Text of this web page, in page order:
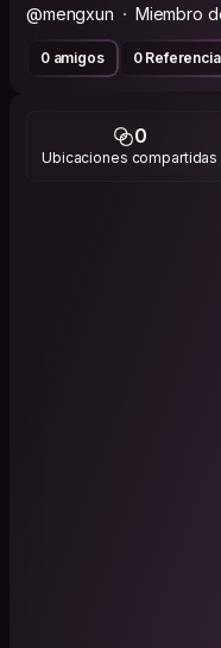
@mengxun Miembro
0 amigos 0
0
Ubicaciones compartidas